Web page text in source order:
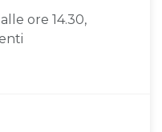
ore 14.30,